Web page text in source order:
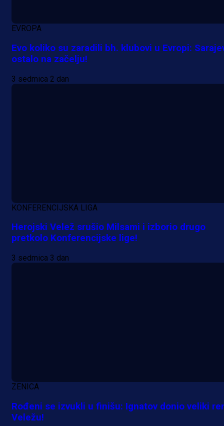
EVROPA
Evo koliko su zaradili bh. klubovi u Evropi:
ostalo na začelju!
3 sedmica 2 dan
KONFERENCIJSKA LIGA
Herojski Velež srušio Milsami i izborio drugo
pretkolo Konferencijske lige!
3 sedmica 3 dan
ZENICA
Rođeni se izvukli u finišu: Ignatov donio veliki
Veležu!